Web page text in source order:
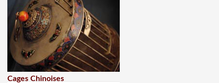
Cages Chinoises